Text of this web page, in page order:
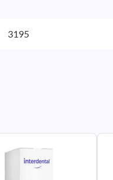
3195